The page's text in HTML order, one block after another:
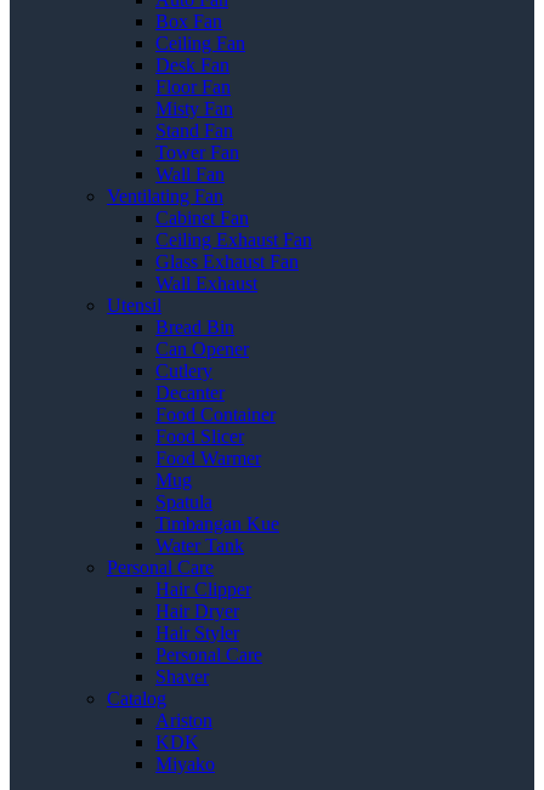
Box Fan
Ceiling Fan
Desk Fan
Floor Fan
Misty Fan
Stand Fan
Tower Fan
Wall Fan
Ventilating Fan
Cabinet Fan
Ceiling Exhaust Fan
Glass Exhaust Fan
Wall Exhaust
Utensil
Bread Bin
Can Opener
Cutlery
Decanter
Food Container
Food Slicer
Food Warmer
Mug
Spatula
Timbangan Kue
Water Tank
Personal Care
Hair Clipper
Hair Dryer
Hair Styler
Personal Care
Shaver
Catalog
Ariston
KDK
Miyako